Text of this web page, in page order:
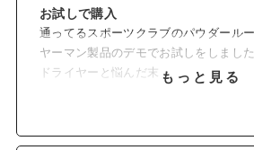
そうしたら、短時間でサラサラまとま
た。
もっと早く買い替えれば良かったです。
お試しで購入
通ってるスポーツクラブのパウダール
ヤーマン製品のデモでお試しをしました
ドライヤーと悩んだ末 もっと見る